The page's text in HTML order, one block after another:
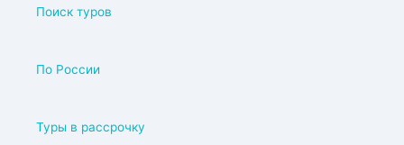
Поиск туров
По России
Туры в рассрочку